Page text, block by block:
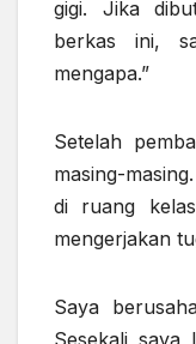
gigi. Jika
berkas ini,
mengapa.”
Setelah
masing-
di ruang
mengerjakan
Saya